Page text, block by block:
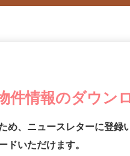
件情報のダウン
め、ニュースレターに登録
ドいただけます。